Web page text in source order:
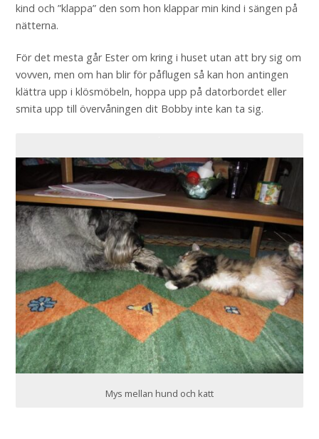
kind och ”klappa” den som hon klappar min kind i sängen på
nätterna.
För det mesta går Ester om kring i huset utan att bry sig om
vovven, men om han blir för påflugen så kan hon antingen
klättra upp i klösmöbeln, hoppa upp på datorbordet eller
smita upp till övervåningen dit Bobby inte kan ta sig.
Mys mellan hund och katt